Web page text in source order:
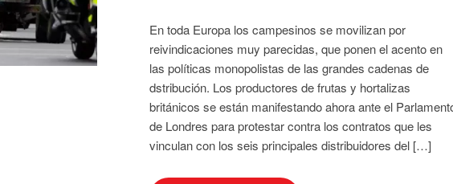
En toda Europa los campesinos se movilizan por
reivindicaciones muy parecidas, que ponen el acento en
las políticas monopolistas de las grandes cadenas de
dstribución. Los productores de frutas y hortalizas
británicos se están manifestando ahora ante el
de Londres para protestar contra los contratos que les
vinculan con los seis principales distribuidores del […]